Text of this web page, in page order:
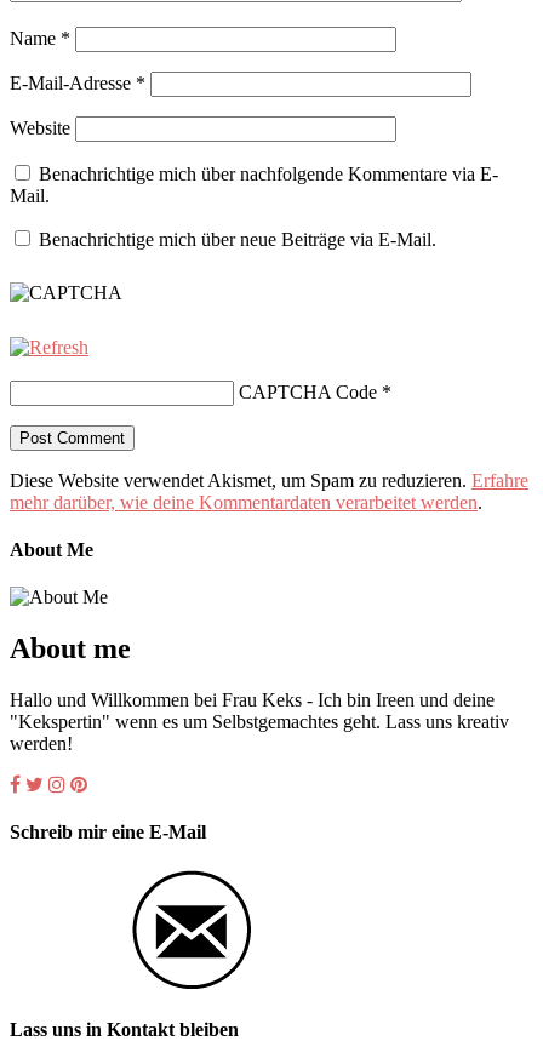
Name *
E-Mail-Adresse *
Website
Benachrichtige mich über nachfolgende Kommentare via E-
Mail.
Benachrichtige mich über neue Beiträge via E-Mail.
CAPTCHA Code *
Diese Website verwendet Akismet, um Spam zu reduzieren. Erfahre
mehr darüber, wie deine Kommentardaten verarbeitet werden.
About Me
About me
Hallo und Willkommen bei Frau Keks - Ich bin Ireen und deine
"Kekspertin" wenn es um Selbstgemachtes geht. Lass uns kreativ
werden!
Schreib mir eine E-Mail
Lass uns in Kontakt bleiben